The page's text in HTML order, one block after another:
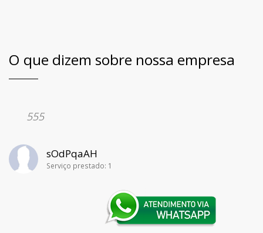
O que dizem sobre nossa empresa
“555
sOdPqaAH
Serviço prestado: 1